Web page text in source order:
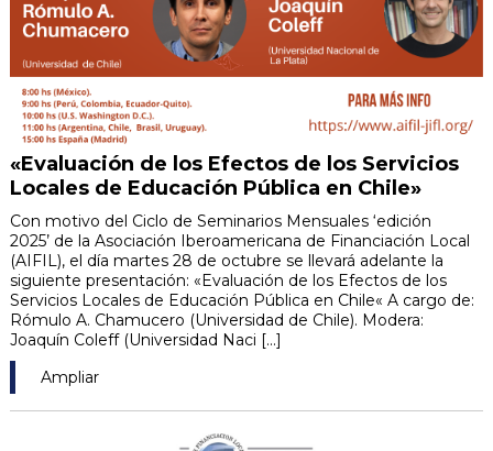
«Evaluación de los Efectos de los Servicios
Locales de Educación Pública en Chile»
Con motivo del Ciclo de Seminarios Mensuales ‘edición
2025’ de la Asociación Iberoamericana de Financiación Local
(AIFIL), el día martes 28 de octubre se llevará adelante la
siguiente presentación: «Evaluación de los Efectos de los
Servicios Locales de Educación Pública en Chile« A cargo de:
Rómulo A. Chamucero (Universidad de Chile). Modera:
Joaquín Coleff (Universidad Naci [...]
Ampliar